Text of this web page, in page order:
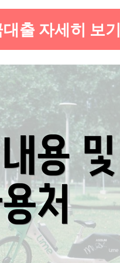
출 자세히 보기